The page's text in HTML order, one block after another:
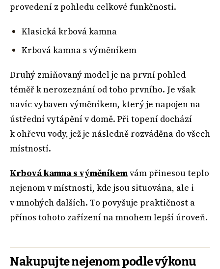
provedení z pohledu celkové funkčnosti.
Klasická krbová kamna
Krbová kamna s výměníkem
Druhý zmiňovaný model je na první pohled
téměř k nerozeznání od toho prvního. Je však
navíc vybaven výměníkem, který je napojen na
ústřední vytápění v domě. Při topení dochází
k ohřevu vody, jež je následně rozváděna do všech
místností.
Krbová kamna s výměníkemvám přinesou teplo
nejenom v místnosti, kde jsou situována, ale i
v mnohých dalších. To povyšuje praktičnost a
přínos tohoto zařízení na mnohem lepší úroveň.
Nakupujte nejenom podle výkonu